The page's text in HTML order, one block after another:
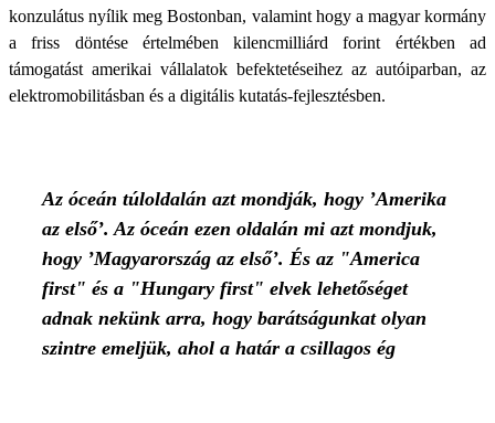
konzulátus nyílik meg Bostonban, valamint hogy a magyar kormány
a friss döntése értelmében kilencmilliárd forint értékben ad
támogatást amerikai vállalatok befektetéseihez az autóiparban, az
elektromobilitásban és a digitális kutatás-fejlesztésben.
Az óceán túloldalán azt mondják, hogy ’Amerika
az első’. Az óceán ezen oldalán mi azt mondjuk,
hogy ’Magyarország az első’. És az "America
first" és a "Hungary first" elvek lehetőséget
adnak nekünk arra, hogy barátságunkat olyan
szintre emeljük, ahol a határ a csillagos ég